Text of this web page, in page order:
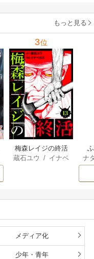
もっと見る
3位
梅森レイジの終活
蔵石ユウ / イナベ
ナ
核
メディア化
少年・青年